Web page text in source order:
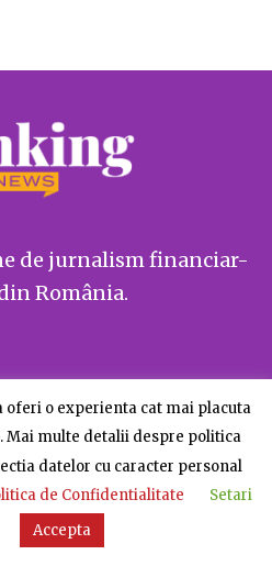
de jurnalism financiar-
România.
drepturile rezervate
Contact Publicitate
oferi o experienta cat mai placuta
Mai multe detalii despre politica
datelor cu caracter personal
de Confidentialitate
Setari
Accepta